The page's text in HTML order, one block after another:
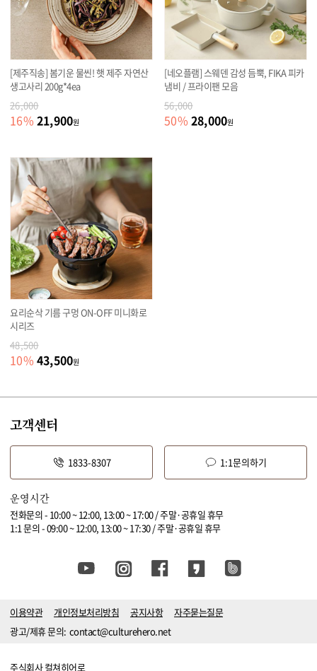
[제주직송] 봄기운 물씬! 햇 제주 자연산
생고사리 200g*4ea
26,000
16% 21,900원
[네오플램] 스웨덴 감성 듬뿍, FIKA 피카
냄비 / 프라이팬 모음
56,000
50% 28,000원
요리순삭 기름 구멍 ON-OFF 미니화로
시리즈
48,500
10% 43,500원
고객센터
1833-8307 1:1문의하기
운영시간
전화문의 - 10:00 ~ 12:00, 13:00 ~ 17:00 / 주말·공휴일 휴무
1:1 문의 - 09:00 ~ 12:00, 13:00 ~ 17:30 / 주말·공휴일 휴무
이용약관 개인정보처리방침 공지사항
자주묻는질문
광고/제휴 문의: contact@culturehero.net
주식회사 컬쳐히어로